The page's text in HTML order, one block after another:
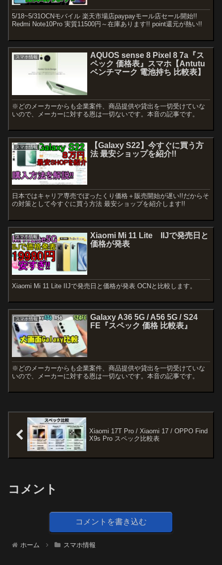
5/18~5/31OCNモバイル 楽天市場店paypayモール店セール開始!!
Redmi Note10Pro 実質11500円～在庫あります!! point還元が熱い!!
スマホ情報
AQUOS sense 8 Pixel 8 7a『ス
ペック 価格表』スマホ【Antutu
ベンチマーク 電池持ち 比較表】
※どのメーカーからも企業案件、商品提供や貸出を一切受けていな
いので、メーカーに対する恩は一切ないです。本音の記事です。
スマホ情報
【Galaxy S22】今すぐに買う方
法 最安ショップを紹介!!
日本ではキャリア専売でぼったくり価格＋販売開始が遅い!!だからそ
の対策として今すぐに買う方法 最安ショップを紹介します!!
スマホ情報
Xiaomi Mi 11 Lite IIJで発売日と
価格が発表
Xiaomi Mi 11 Lite IIJで発売日と価格が発表 OCNと比較します。
スマホ情報
Galaxy A36 5G / A56 5G / S24
FE『スペック 価格 比較表』
※どのメーカーからも企業案件、商品提供や貸出を一切受けていな
いので、メーカーに対する恩は一切ないです。本音の記事です。
Xiaomi 17T Pro / Xiaomi 17 / OPPO Find
X9s Pro スペック比較表
コメント
コメントを書き込む
ホーム スマホ情報